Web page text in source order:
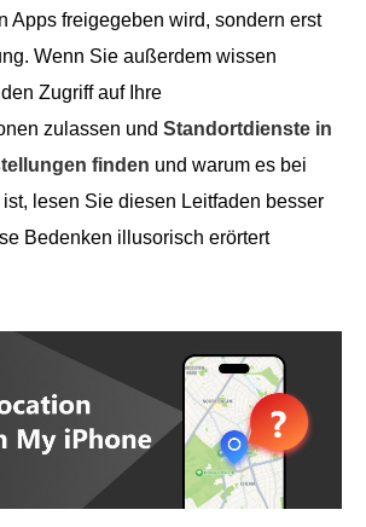
Apps freigegeben wird, sondern erst
Wenn Sie außerdem wissen
Zugriff auf Ihre
zulassen und Standortdienste in
finden und warum es bei
ist, lesen Sie diesen Leitfaden besser
Bedenken illusorisch erörtert